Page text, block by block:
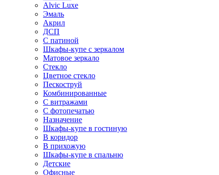
Alvic Luxe
Эмаль
Акрил
ДСП
С патиной
Шкафы-купе с зеркалом
Матовое зеркало
Стекло
Цветное стекло
Пескоструй
Комбинированные
С витражами
С фотопечатью
Назначение
Шкафы-купе в гостиную
В коридор
В прихожую
Шкафы-купе в спальню
Детские
Офисные